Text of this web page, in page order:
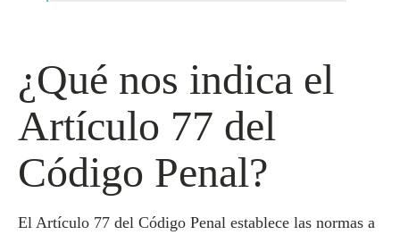
¿Qué nos indica el
Artículo 77 del
Código Penal?
El Artículo 77 del Código Penal establece las normas a